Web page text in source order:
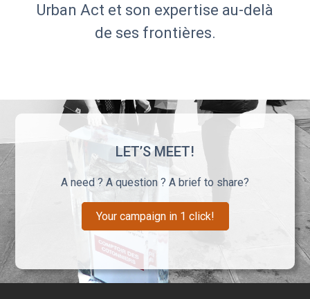
Urban Act et son expertise au-delà
de ses frontières.
LET’S MEET!
A need ? A question ? A brief to share?
Your campaign in 1 click!